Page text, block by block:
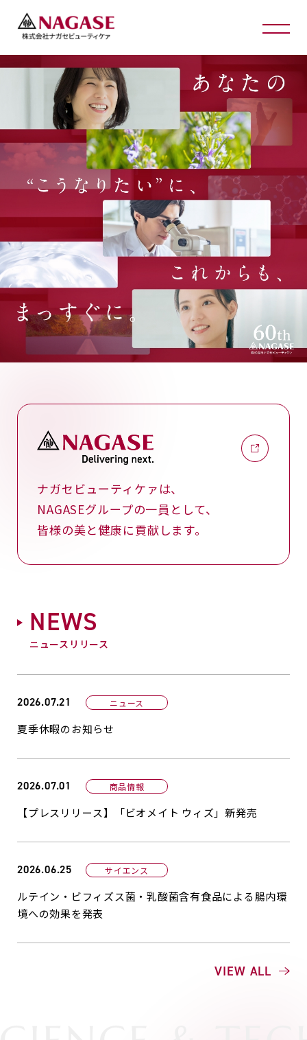
ナガセビューティケァは、
NAGASEグループの一員として、
皆様の美と健康に貢献します。
NEWS
ニュースリリース
2026.07.21 ニュース
夏季休暇のお知らせ
2026.07.01 商品情報
【プレスリリース】「ビオメイト ウィズ」新発売
2026.06.25 サイエンス
ルテイン・ビフィズス菌・乳酸菌含有食品による腸内環
境への効果を発表
VIEW ALL